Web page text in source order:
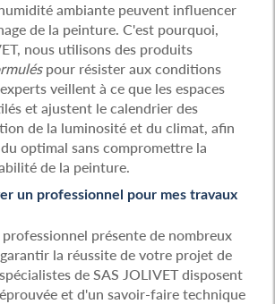
ambiante peuvent influencer
de la peinture. C'est pourquoi,
nous utilisons des produits
pour résister aux conditions
veillent à ce que les espaces
et ajustent le calendrier des
de la luminosité et du climat, afin
optimal sans compromettre la
de la peinture.
un professionnel pour mes travaux
professionnel présente de nombreux
la réussite de votre projet de
de SAS JOLIVET disposent
et d'un savoir-faire technique